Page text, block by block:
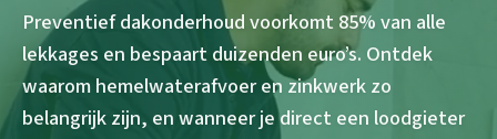
Preventief dakonderhoud voorkomt 85% van alle
lekkages en bespaart duizenden euro’s. Ontdek
waarom hemelwaterafvoer en zinkwerk zo
belangrijk zijn, en wanneer je direct een loodgieter